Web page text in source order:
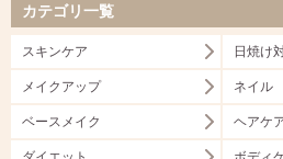
カテゴリ一覧
スキンケア 日焼け
メイクアップ ネイル
ベースメイク ヘアケ